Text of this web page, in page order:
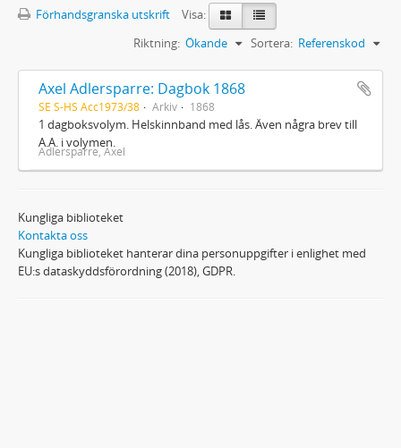
Förhandsgranska utskrift
Visa:
Sortera: Referenskod
Riktning: Ökande
Axel Adlersparre: Dagbok 1868
SE S-HS Acc1973/38 Arkiv 1868
1 dagboksvolym. Helskinnband med lås. Även några brev till
A.A. i volymen.
Adlersparre, Axel
Kungliga biblioteket
Kontakta oss
Kungliga biblioteket hanterar dina personuppgifter i enlighet med
EU:s dataskyddsförordning (2018), GDPR.